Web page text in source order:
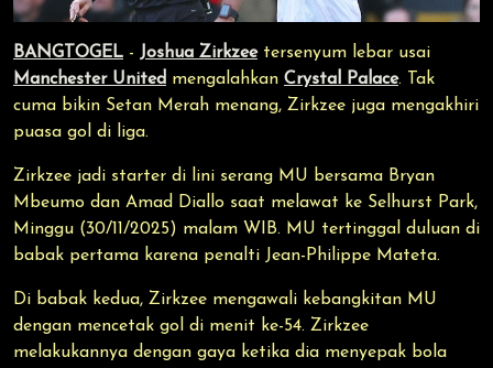
BANGTOGEL - Joshua Zirkzeetersenyum lebar usai
Manchester United mengalahkan Crystal Palace. Tak
cuma bikin Setan Merah menang, Zirkzee juga mengakhiri
puasa gol di liga.
Zirkzee jadi starter di lini serang MU bersama Bryan
Mbeumo dan Amad Diallo saat melawat ke Selhurst Park,
Minggu (30/11/2025) malam WIB. MU tertinggal duluan di
babak pertama karena penalti Jean-Philippe Mateta.
Di babak kedua, Zirkzee mengawali kebangkitan MU
dengan mencetak gol di menit ke-54. Zirkzee
melakukannya dengan gaya ketika dia menyepak bola